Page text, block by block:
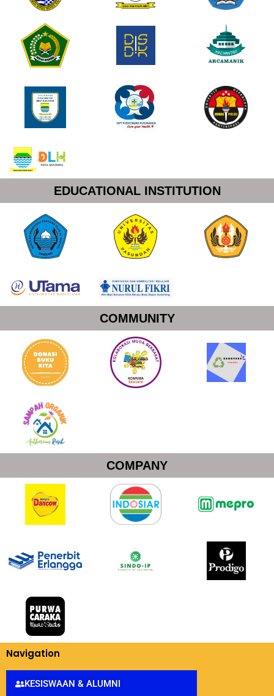
EDUCATIONAL INSTITUTION
COMMUNITY
COMPANY
Navigation
KESISWAAN & ALUMNI